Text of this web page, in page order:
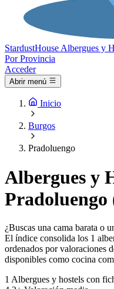
StardustHouse Albergues y
Por Provincia
Acceder
Abrir menú
Inicio
Burgos
Pradoluengo
Albergues y
Pradoluengo
¿Buscas una cama barata o
El índice consolida los 1
ordenados por valoraciones
disponibles como cocina
1 Albergues y hostels con